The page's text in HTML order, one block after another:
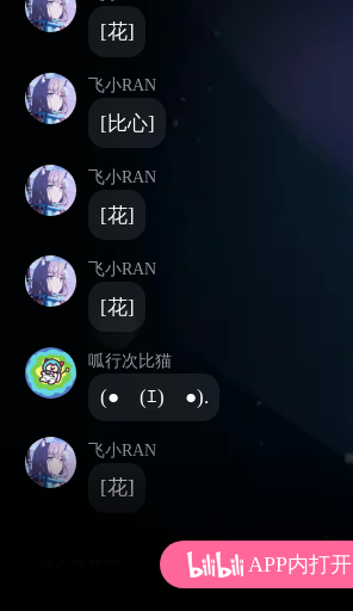
[花]
飞小RAN
[比心]
飞小RAN
[花]
飞小RAN
[花]
呱行次比猫
(●￣(ｴ)￣●).
飞小RAN
[花]
APP内打开